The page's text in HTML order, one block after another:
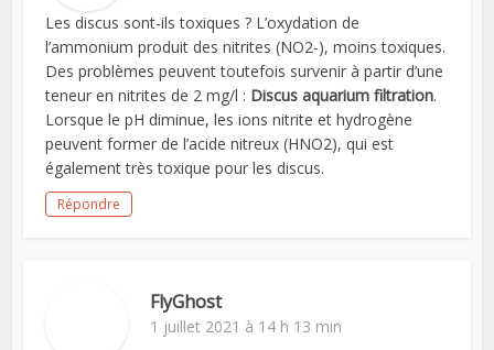
Les discus sont-ils toxiques ? L’oxydation de
l’ammonium produit des nitrites (NO2-), moins toxiques.
Des problèmes peuvent toutefois survenir à partir d’une
teneur en nitrites de 2 mg/l : Discus aquarium filtration.
Lorsque le pH diminue, les ions nitrite et hydrogène
peuvent former de l’acide nitreux (HNO2), qui est
également très toxique pour les discus.
Répondre
FlyGhost
1 juillet 2021 à 14 h 13 min